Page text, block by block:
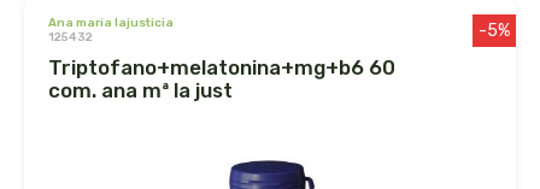
ana maria lajusticia
125432
triptofano+melatonina+mg+b6 60
com. ana mª la just
-5%
lcn